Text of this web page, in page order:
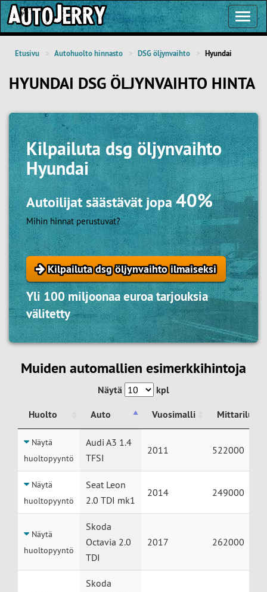
Etusivu Autohuolto hinnasto DSG öljynvaihto Hyundai
HYUNDAI DSG ÖLJYNVAIHTO HINTA
Kilpailutadsg öljynvaihto
Hyundai
Autoilijat säästävät jopa40%
Mihin hinnat perustuvat?
Kilpailuta dsg öljynvaihto ilmaiseksi
Yli 100 miljoonaa euroa tarjouksia
välitetty
Muiden automallien esimerkkihintoja
Näytä
kpl
Huolto
Auto Vuosimalli
Huolto
Auto
Näytä
huoltopyyntö
Audi A3 1.4
TFSI
2011 522000
Näytä
huoltopyyntö
Seat Leon
2.0 TDI mk1
2014 249000
Näytä
huoltopyyntö
Skoda
Octavia 2.0
TDI
2017 262000
Skoda